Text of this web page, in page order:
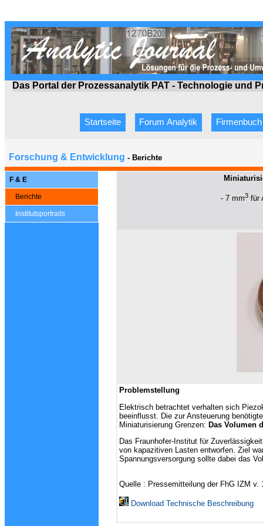
Das Portal der Prozessanalytik PAT - Technologie und
Startseite Forum Analytik Firmenbuch
Forschung & Entwicklung - Berichte
F & E
Berichte
Institutsportraits
- 7 mm3 für
Problemstellung
Elektrisch betrachtet verhalten sich
beeinflusst. Die zur Ansteuerung
Miniaturisierung Grenzen: Das Volumen
Das Fraunhofer-Institut für
von kapazitiven Lasten entworfen. Ziel
Spannungsversorgung sollte dabei das
Quelle : Pressemitteilung der FhG IZM v.
Download Technische Beschreibung